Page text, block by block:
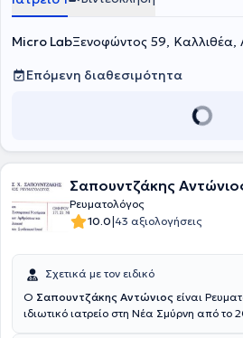
του.
Micro LabΞενοφώντος 59, Καλλιθέα,
Επόμενη διαθεσιμότητα
Σαπουντζάκης
Ρευματολόγος
10.0|43 αξιολογήσεις
Σχετικά με τον ειδικό
Ο Σαπουντζάκης Αντώνιος είναι
ιδιωτικό ιατρείο στη Νέα Σμύρνη από το